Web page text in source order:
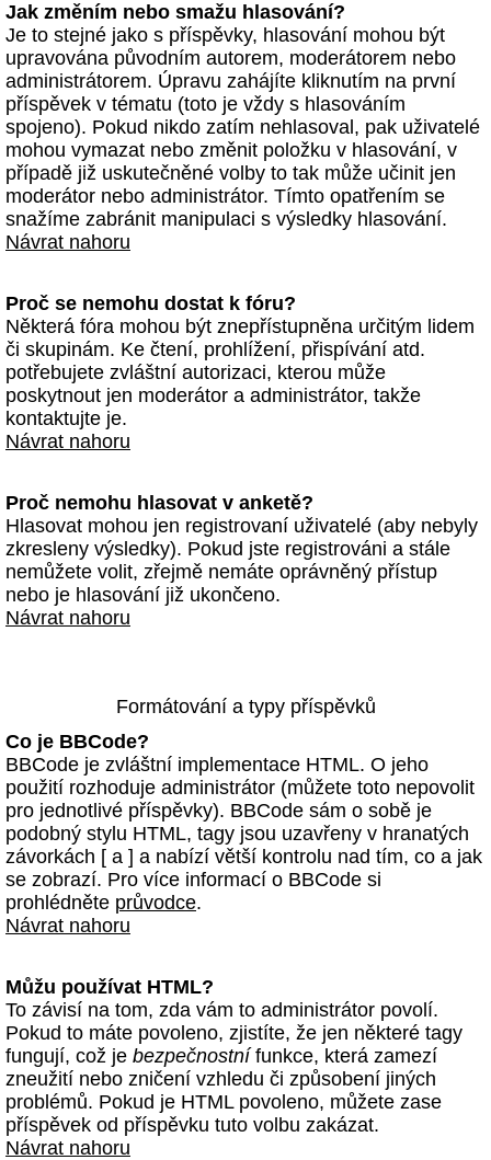
Jak změním nebo smažu hlasování?
Je to stejné jako s příspěvky, hlasování mohou být
upravována původním autorem, moderátorem nebo
administrátorem. Úpravu zahájíte kliknutím na první
příspěvek v tématu (toto je vždy s hlasováním
spojeno). Pokud nikdo zatím nehlasoval, pak uživatelé
mohou vymazat nebo změnit položku v hlasování, v
případě již uskutečněné volby to tak může učinit jen
moderátor nebo administrátor. Tímto opatřením se
snažíme zabránit manipulaci s výsledky hlasování.
Návrat nahoru
Proč se nemohu dostat k fóru?
Některá fóra mohou být znepřístupněna určitým lidem
či skupinám. Ke čtení, prohlížení, přispívání atd.
potřebujete zvláštní autorizaci, kterou může
poskytnout jen moderátor a administrátor, takže
kontaktujte je.
Návrat nahoru
Proč nemohu hlasovat v anketě?
Hlasovat mohou jen registrovaní uživatelé (aby nebyly
zkresleny výsledky). Pokud jste registrováni a stále
nemůžete volit, zřejmě nemáte oprávněný přístup
nebo je hlasování již ukončeno.
Návrat nahoru
Formátování a typy příspěvků
Co je BBCode?
BBCode je zvláštní implementace HTML. O jeho
použití rozhoduje administrátor (můžete toto nepovolit
pro jednotlivé příspěvky). BBCode sám o sobě je
podobný stylu HTML, tagy jsou uzavřeny v hranatých
závorkách [ a ] a nabízí větší kontrolu nad tím, co a jak
se zobrazí. Pro více informací o BBCode si
prohlédněte průvodce.
Návrat nahoru
Můžu používat HTML?
To závisí na tom, zda vám to administrátor povolí.
Pokud to máte povoleno, zjistíte, že jen některé tagy
fungují, což je bezpečnostnífunkce, která zamezí
zneužití nebo zničení vzhledu či způsobení jiných
problémů. Pokud je HTML povoleno, můžete zase
příspěvek od příspěvku tuto volbu zakázat.
Návrat nahoru